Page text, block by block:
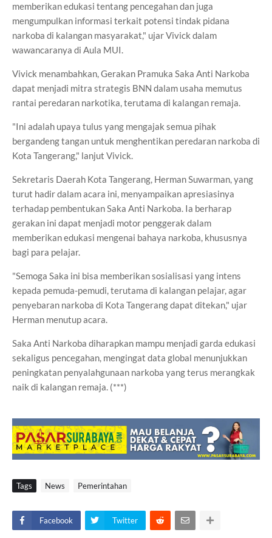
memberikan edukasi tentang pencegahan dan juga
mengumpulkan informasi terkait potensi tindak pidana
narkoba di kalangan masyarakat," ujar Vivick dalam
wawancaranya di Aula MUI.
Vivick menambahkan, Gerakan Pramuka Saka Anti Narkoba
dapat menjadi mitra strategis BNN dalam usaha memutus
rantai peredaran narkotika, terutama di kalangan remaja.
"Ini adalah upaya tulus yang mengajak semua pihak
bergandeng tangan untuk menghentikan peredaran narkoba di
Kota Tangerang," lanjut Vivick.
Sekretaris Daerah Kota Tangerang, Herman Suwarman, yang
turut hadir dalam acara ini, menyampaikan apresiasinya
terhadap pembentukan Saka Anti Narkoba. Ia berharap
gerakan ini dapat menjadi motor penggerak dalam
memberikan edukasi mengenai bahaya narkoba, khususnya
bagi para pelajar.
"Semoga Saka ini bisa memberikan sosialisasi yang intens
kepada pemuda-pemudi, terutama di kalangan pelajar, agar
penyebaran narkoba di Kota Tangerang dapat ditekan," ujar
Herman menutup acara.
Saka Anti Narkoba diharapkan mampu menjadi garda edukasi
sekaligus pencegahan, mengingat data global menunjukkan
peningkatan penyalahgunaan narkoba yang terus merangkak
naik di kalangan remaja. (***)
Tags News Pemerintahan
Facebook Twitter